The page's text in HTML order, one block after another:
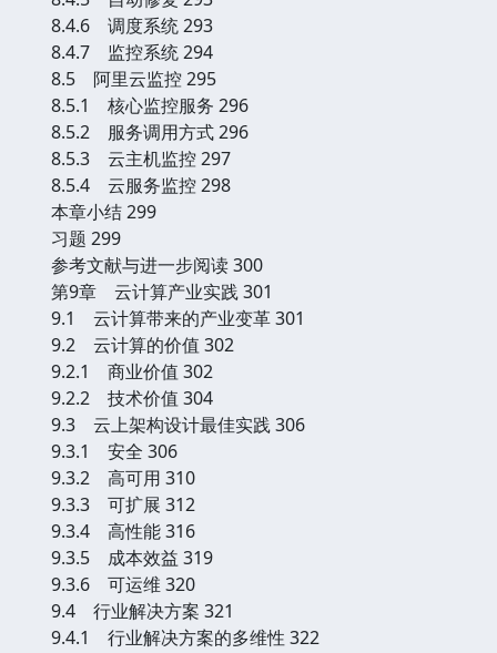
8.4.6 调度系统 293
8.4.7 监控系统 294
8.5 阿里云监控 295
8.5.1 核心监控服务 296
8.5.2 服务调用方式 296
8.5.3 云主机监控 297
8.5.4 云服务监控 298
本章小结 299
习题 299
参考文献与进一步阅读 300
第9章 云计算产业实践 301
9.1 云计算带来的产业变革 301
9.2 云计算的价值 302
9.2.1 商业价值 302
9.2.2 技术价值 304
9.3 云上架构设计最佳实践 306
9.3.1 安全 306
9.3.2 高可用 310
9.3.3 可扩展 312
9.3.4 高性能 316
9.3.5 成本效益 319
9.3.6 可运维 320
9.4 行业解决方案 321
9.4.1 行业解决方案的多维性 322